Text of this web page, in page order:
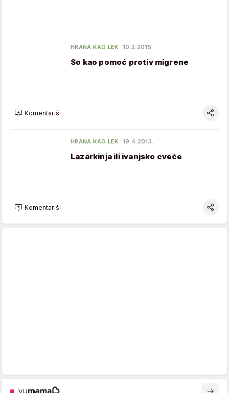
HRANA KAO LEK 10.2.2015.
So kao pomoć protiv migrene
Komentariši
HRANA KAO LEK 19.4.2013.
Lazarkinja ili ivanjsko cveće
Komentariši